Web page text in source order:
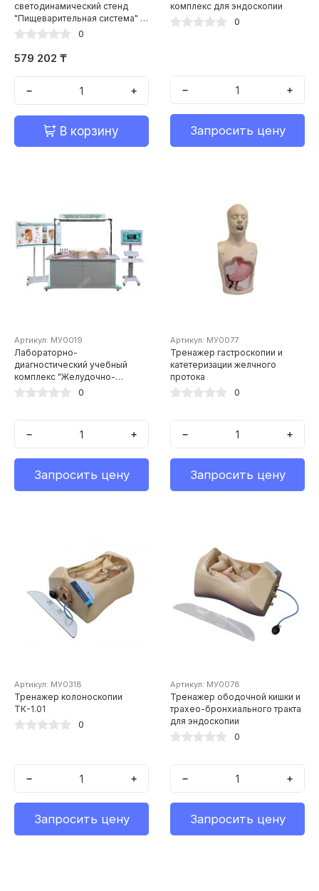
светодинамический стенд
"Пищеварительная система" с
макетными образцами
0
579 202 ₸
− +
В корзину
комплекс для эндоскопии
0
− +
Запросить цену
Артикул: МУ0019
Лабораторно-
диагностический учебный
комплекс "Желудочно-
кишечный тракт"
0
− +
Запросить цену
Артикул: МУ0077
Тренажер гастроскопии и
катетеризации желчного
протока
0
− +
Запросить цену
Артикул: МУ0318
Тренажер колоноскопии
ТК-1.01
0
− +
Запросить цену
Артикул: МУ0078
Тренажер ободочной кишки и
трахео-бронхиального тракта
для эндоскопии
0
− +
Запросить цену